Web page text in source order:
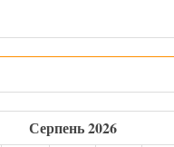
Серпень 2026